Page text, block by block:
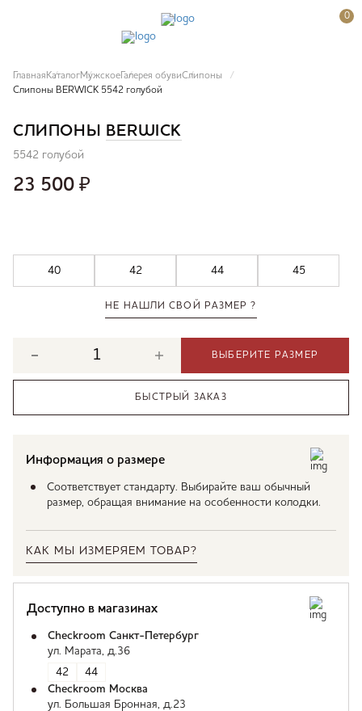
0
Главная КаталогМужское Галерея обувиСлипоны
Слипоны BERWICK 5542 голубой
СЛИПОНЫ BERWICK
5542 голубой
23 500 ₽
НЕ НАШЛИ СВОЙ РАЗМЕР ?
40 42 44 45
ВЫБЕРИТЕ РАЗМЕР
БЫСТРЫЙ ЗАКАЗ
Информация о размере
Соответствует стандарту. Выбирайте ваш обычный
размер, обращая внимание на особенности колодки.
КАК МЫ ИЗМЕРЯЕМ ТОВАР?
Доступно в магазинах
Checkroom Санкт-Петербург
ул. Марата, д.36
42
44
Checkroom Москва
ул. Большая Бронная, д.23